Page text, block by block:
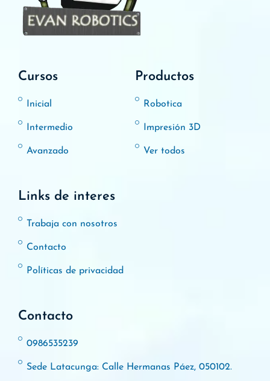
Cursos
Inicial
Intermedio
Avanzado
Productos
Robotica
Impresión 3D
Ver todos
Links de interes
Trabaja con nosotros
Contacto
Políticas de privacidad
Contacto
0986535239
Sede Latacunga: Calle Hermanas Páez, 050102.